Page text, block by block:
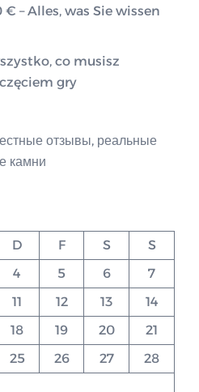
€ – Alles, was Sie wissen
co musisz
gry
отзывы, реальные
камни
D F S
S
4 5 6
7
11 12 13
14
18 19 20
21
25 26 27
28